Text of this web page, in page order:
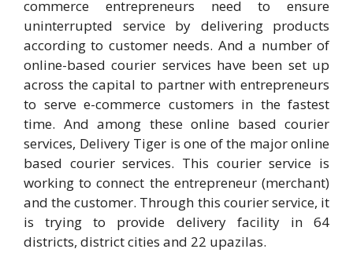
commerce entrepreneurs need to ensure
uninterrupted service by delivering products
according to customer needs. And a number of
online-based courier services have been set up
across the capital to partner with entrepreneurs
to serve e-commerce customers in the fastest
time. And among these online based courier
services, Delivery Tiger is one of the major online
based courier services. This courier service is
working to connect the entrepreneur (merchant)
and the customer. Through this courier service, it
is trying to provide delivery facility in 64
districts, district cities and 22 upazilas.